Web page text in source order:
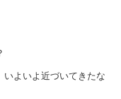
よいよ近づいてきたな